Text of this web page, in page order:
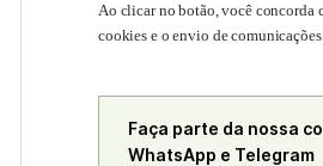
Ao clicar no botão, você concorda
cookies e o envio de
Faça parte da nossa
WhatsApp e Telegram